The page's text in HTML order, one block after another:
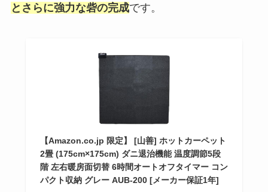
とさらに強力な砦の完成です。
【Amazon.co.jp 限定】 [山善] ホットカーペット
2畳 (175cm×175cm) ダニ退治機能 温度調節5段
階 左右暖房面切替 6時間オートオフタイマー コン
パクト収納 グレー AUB-200 [メーカー保証1年]